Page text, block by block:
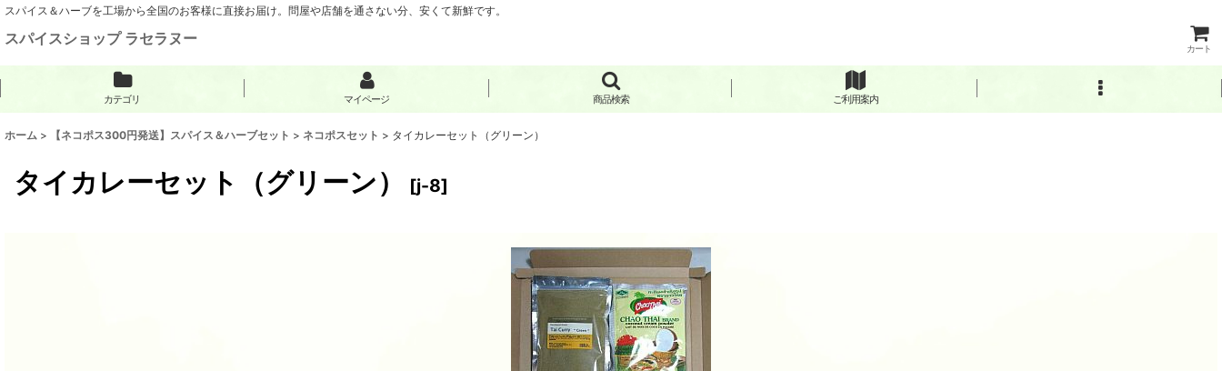
スパイス＆ハーブを工場から全国のお客様に直接お届け。問屋や店舗を通さない分、安くて新鮮です。
スパイスショップ ラセラヌー
カート
カテゴリ マイページ 商品検索 ご利用案内
ホーム > 【ネコポス300円発送】スパイス＆ハーブセット > ネコポスセット > タイカレーセット（グリーン）
タイカレーセット（グリーン） [j-8]